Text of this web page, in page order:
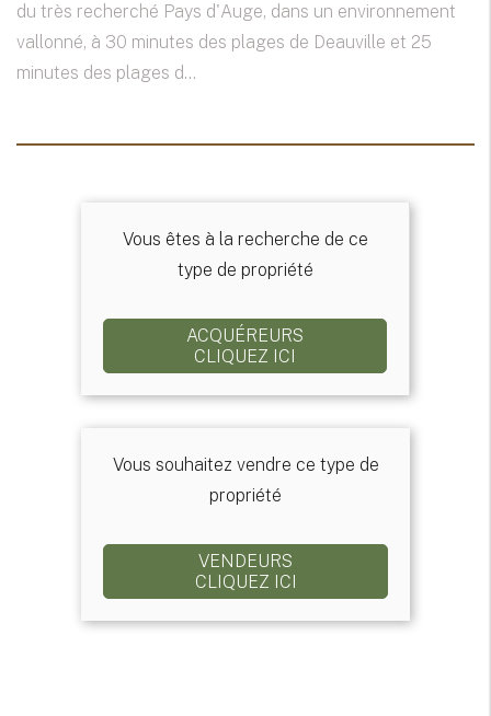
du très recherché Pays d'Auge, dans un environnement
vallonné, à 30 minutes des plages de Deauville et 25
minutes des plages d...
Vous êtes à la recherche de ce
type de propriété
ACQUÉREURS
CLIQUEZ ICI
Vous souhaitez vendre ce type de
propriété
VENDEURS
CLIQUEZ ICI